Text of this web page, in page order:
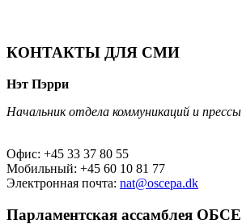
КОНТАКТЫ ДЛЯ СМИ
Нэт Пэрри
Начальник отдела коммуникаций и прессы
Офис: +45 33 37 80 55
Мобильный: +45 60 10 81 77
Электронная почта: nat@oscepa.dk
Парламентская ассамблея ОБСЕ